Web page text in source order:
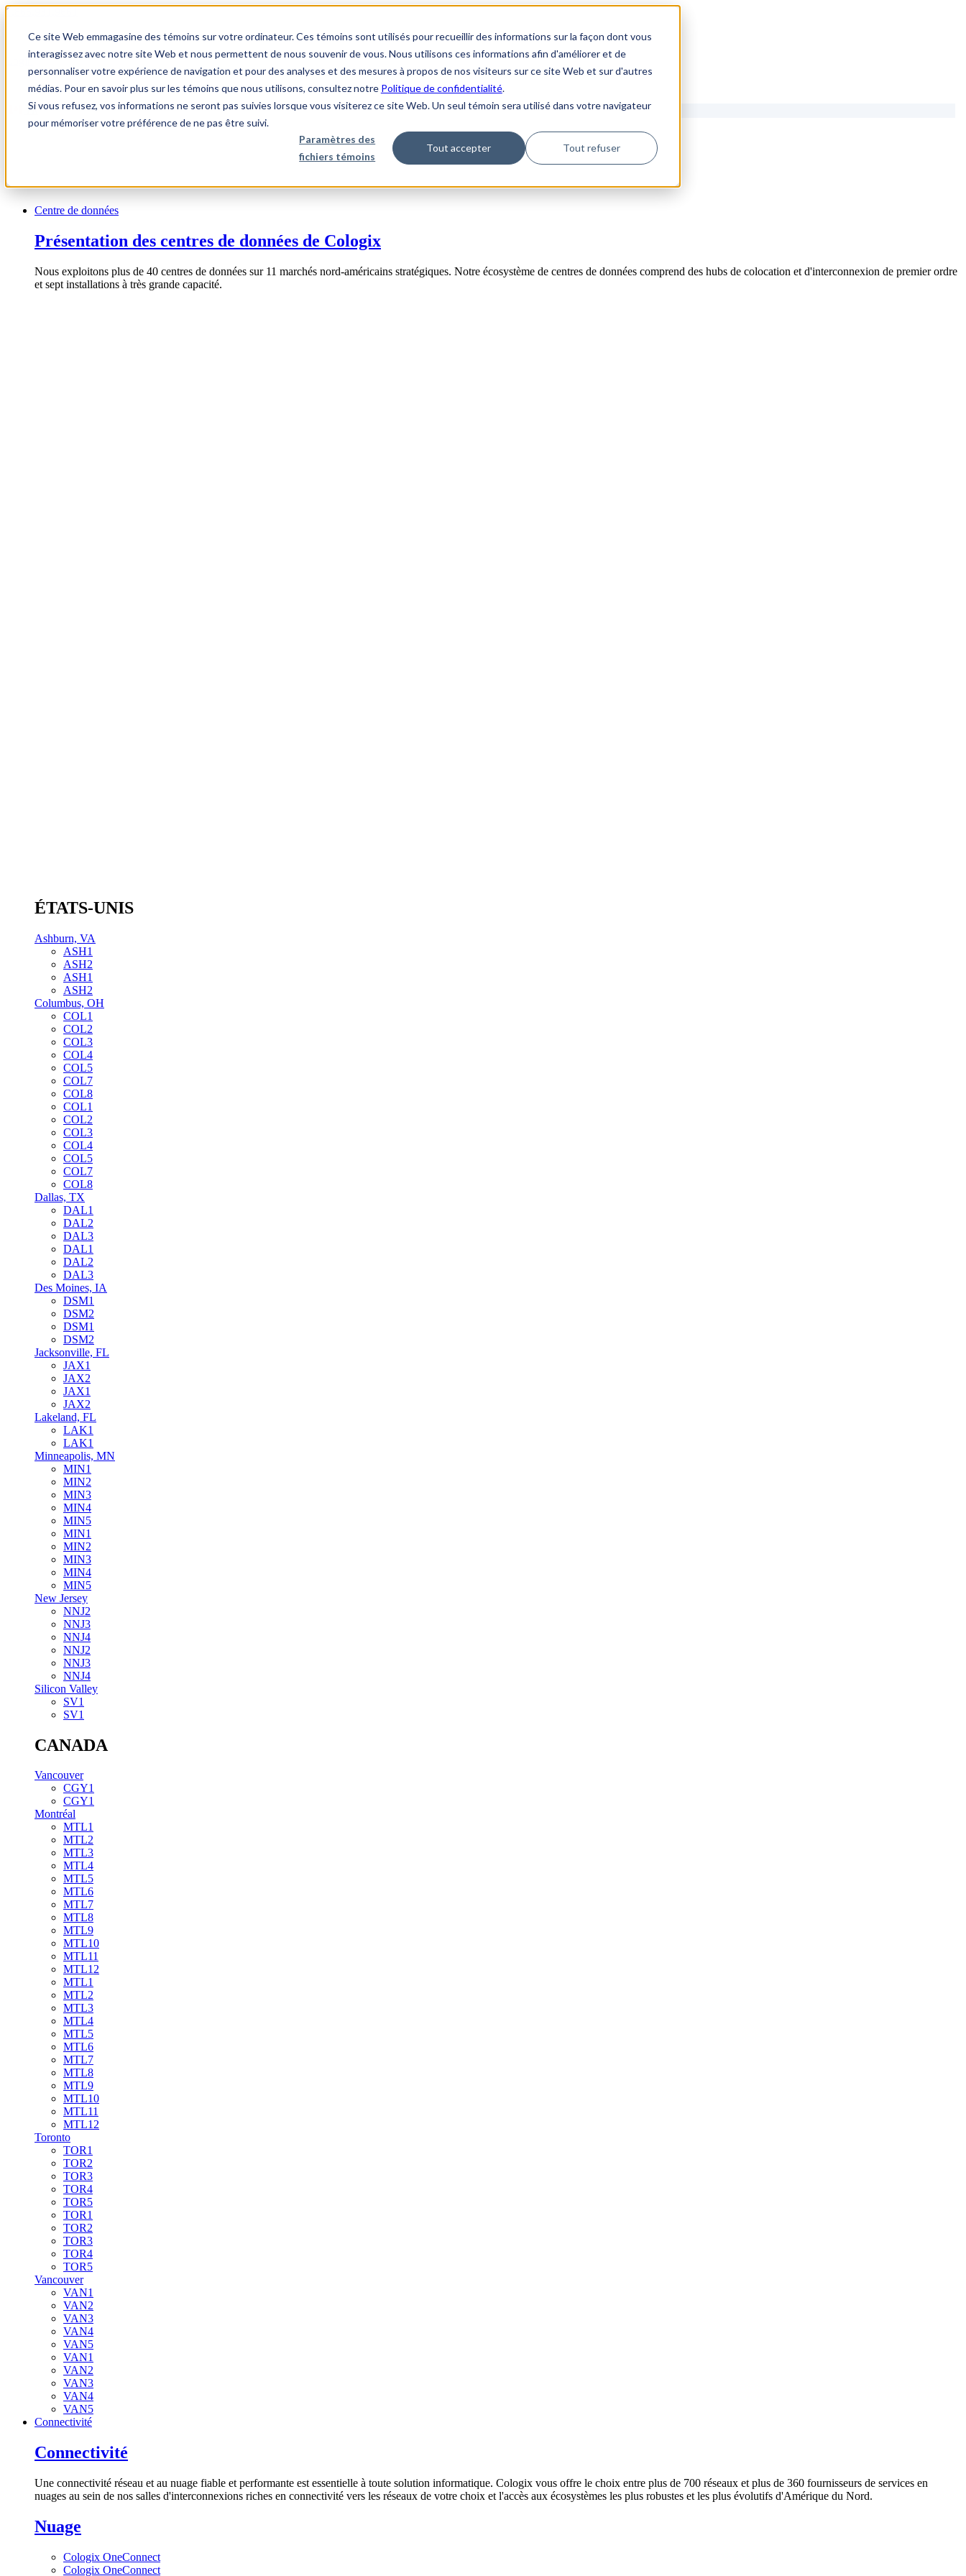
Ce site Web emmagasine des témoins sur votre ordinateur. Ces témoins sont utilisés pour recueillir des informations sur la façon dont vous
interagissez avec notre site Web et nous permettent de nous souvenir de vous. Nous utilisons ces informations afin d'améliorer et de
personnaliser votre expérience de navigation et pour des analyses et des mesures à propos de nos visiteurs sur ce site Web et sur d'autres
médias. Pour en savoir plus sur les témoins que nous utilisons, consultez notre Politique de confidentialité.
Si vous refusez, vos informations ne seront pas suivies lorsque vous visiterez ce site Web. Un seul témoin sera utilisé dans votre navigateur
pour mémoriser votre préférence de ne pas être suivi.
Paramètres des
fichiers témoins
Tout accepter Tout refuser
1.866.931.9661
Login
FR
Centre de données
Présentation des centres de données de Cologix
Nous exploitons plus de 40 centres de données sur 11 marchés nord-américains stratégiques. Notre écosystème de centres de données comprend des hubs de colocation et d'interconnexion de premier ordre
et sept installations à très grande capacité.
ÉTATS-UNIS
Ashburn, VA
ASH1
ASH2
ASH1
ASH2
Columbus, OH
COL1
COL2
COL3
COL4
COL5
COL7
COL8
COL1
COL2
COL3
COL4
COL5
COL7
COL8
Dallas, TX
DAL1
DAL2
DAL3
DAL1
DAL2
DAL3
Des Moines, IA
DSM1
DSM2
DSM1
DSM2
Jacksonville, FL
JAX1
JAX2
JAX1
JAX2
Lakeland, FL
LAK1
LAK1
Minneapolis, MN
MIN1
MIN2
MIN3
MIN4
MIN5
MIN1
MIN2
MIN3
MIN4
MIN5
New Jersey
NNJ2
NNJ3
NNJ4
NNJ2
NNJ3
NNJ4
Silicon Valley
SV1
SV1
CANADA
Vancouver
CGY1
CGY1
Montréal
MTL1
MTL2
MTL3
MTL4
MTL5
MTL6
MTL7
MTL8
MTL9
MTL10
MTL11
MTL12
MTL1
MTL2
MTL3
MTL4
MTL5
MTL6
MTL7
MTL8
MTL9
MTL10
MTL11
MTL12
Toronto
TOR1
TOR2
TOR3
TOR4
TOR5
TOR1
TOR2
TOR3
TOR4
TOR5
Vancouver
VAN1
VAN2
VAN3
VAN4
VAN5
VAN1
VAN2
VAN3
VAN4
VAN5
Connectivité
Connectivité
Une connectivité réseau et au nuage fiable et performante est essentielle à toute solution informatique. Cologix vous offre le choix entre plus de 700 réseaux et plus de 360 fournisseurs de services en
nuages au sein de nos salles d'interconnexions riches en connectivité vers les réseaux de votre choix et l'accès aux écosystèmes les plus robustes et les plus évolutifs d'Amérique du Nord.
Nuage
Cologix OneConnect
Cologix OneConnect